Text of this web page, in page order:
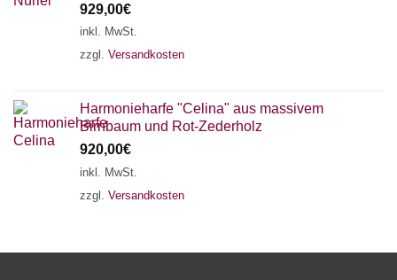
929,00€
inkl. MwSt.
zzgl. Versandkosten
Harmonieharfe "Celina" aus massivem
Birnbaum und Rot-Zederholz
920,00€
inkl. MwSt.
zzgl. Versandkosten